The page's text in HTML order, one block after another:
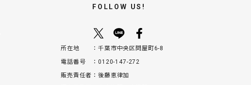
FOLLOW US!
所在地
千葉市中央区問屋町6-8
電話番号
0120-147-272
販売責任者
後藤恵律加